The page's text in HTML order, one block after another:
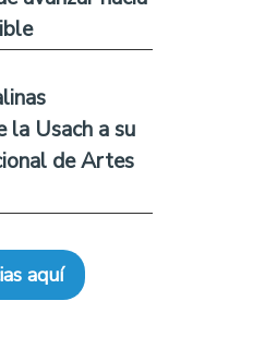
la Usach a su
de Artes
aquí